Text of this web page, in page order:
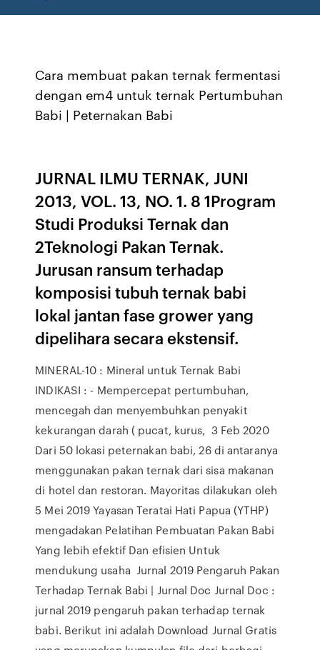
Cara membuat pakan ternak fermentasi
dengan em4 untuk ternak Pertumbuhan
Babi | Peternakan Babi
JURNAL ILMU TERNAK, JUNI
2013, VOL. 13, NO. 1. 8 1Program
Studi Produksi Ternak dan
2Teknologi Pakan Ternak.
Jurusan ransum terhadap
komposisi tubuh ternak babi
lokal jantan fase grower yang
dipelihara secara ekstensif.
MINERAL-10 : Mineral untuk Ternak Babi
INDIKASI : - Mempercepat pertumbuhan,
mencegah dan menyembuhkan penyakit
kekurangan darah ( pucat, kurus, 3 Feb 2020
Dari 50 lokasi peternakan babi, 26 di antaranya
menggunakan pakan ternak dari sisa makanan
di hotel dan restoran. Mayoritas dilakukan oleh
5 Mei 2019 Yayasan Teratai Hati Papua (YTHP)
mengadakan Pelatihan Pembuatan Pakan Babi
Yang lebih efektif Dan efisien Untuk
mendukung usaha Jurnal 2019 Pengaruh Pakan
Terhadap Ternak Babi | Jurnal Doc Jurnal Doc :
jurnal 2019 pengaruh pakan terhadap ternak
babi. Berikut ini adalah Download Jurnal Gratis